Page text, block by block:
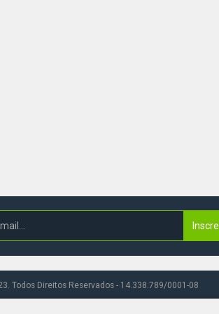
Todos Direitos Reservados - 14.338.789/0001-08